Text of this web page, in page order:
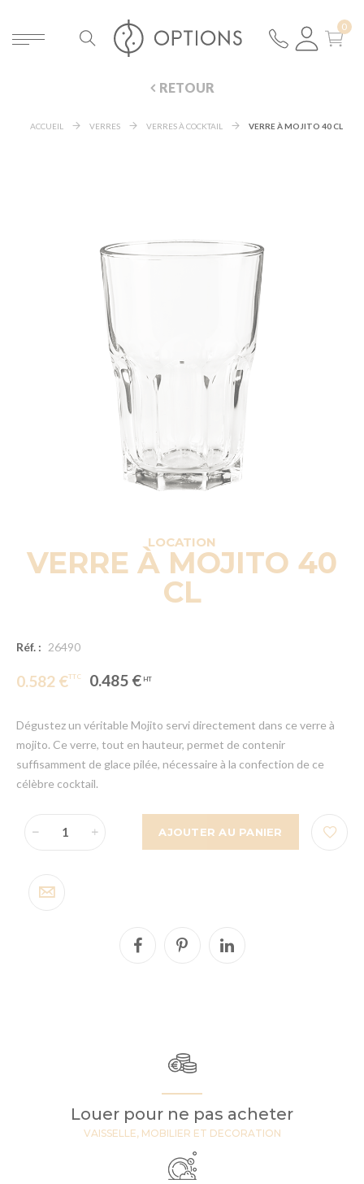
RETOUR
ACCUEIL VERRES VERRES À COCKTAIL VERRE À MOJITO 40 CL
LOCATION
VERRE À MOJITO 40
CL
Réf. : 26490
0.582 € 0.485 €
Dégustez un véritable Mojito servi directement dans ce verre à
mojito. Ce verre, tout en hauteur, permet de contenir
suffisamment de glace pilée, nécessaire à la confection de ce
célèbre cocktail.
AJOUTER AU PANIER
Louer pour ne pas acheter
VAISSELLE, MOBILIER ET DECORATION